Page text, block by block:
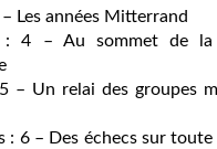
Les années Mitterrand
4 – Au sommet de la
– Un relai des groupes
: 6 – Des échecs sur